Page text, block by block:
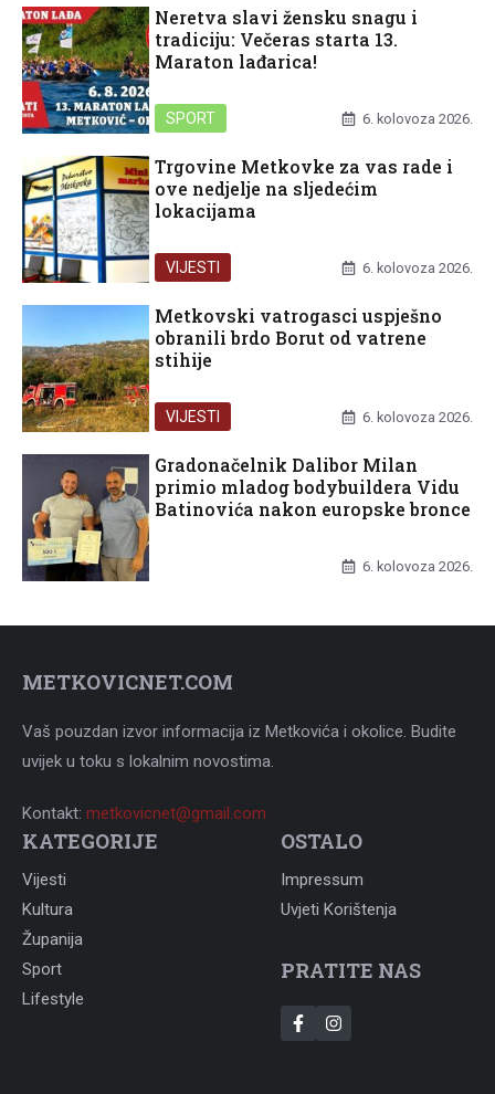
Neretva slavi žensku snagu i
tradiciju: Večeras starta 13.
Maraton lađarica!
SPORT 6. kolovoza 2026.
Trgovine Metkovke za vas rade i
ove nedjelje na sljedećim
lokacijama
VIJESTI 6. kolovoza 2026.
Metkovski vatrogasci uspješno
obranili brdo Borut od vatrene
stihije
VIJESTI 6. kolovoza 2026.
Gradonačelnik Dalibor Milan
primio mladog bodybuildera Vidu
Batinovića nakon europske bronce
6. kolovoza 2026.
METKOVICNET.COM
Vaš pouzdan izvor informacija iz Metkovića i okolice. Budite
uvijek u toku s lokalnim novostima.
Kontakt: metkovicnet@gmail.com
KATEGORIJE
Vijesti
Kultura
Županija
Sport
Lifestyle
OSTALO
Impressum
Uvjeti Korištenja
PRATITE NAS